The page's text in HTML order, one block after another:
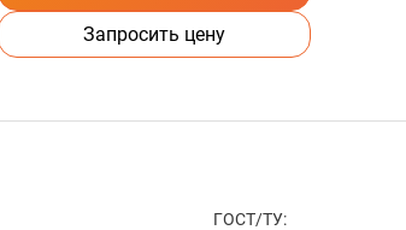
Запросить цену
ГОСТ/ТУ: